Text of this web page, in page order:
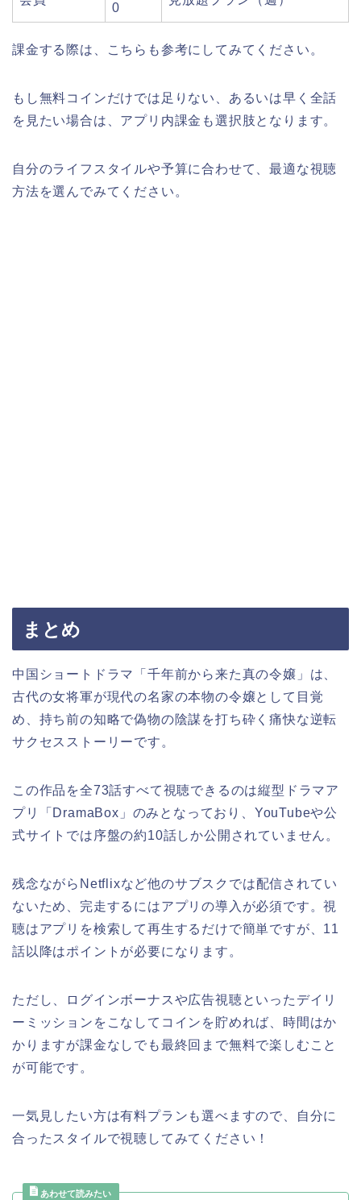
0
課金する際は、こちらも参考にしてみてください。
もし無料コインだけでは足りない、あるいは早く全話
を見たい場合は、アプリ内課金も選択肢となります。
自分のライフスタイルや予算に合わせて、最適な視聴
方法を選んでみてください。
まとめ
中国ショートドラマ「千年前から来た真の令嬢」は、
古代の女将軍が現代の名家の本物の令嬢として目覚
め、持ち前の知略で偽物の陰謀を打ち砕く痛快な逆転
サクセスストーリーです。
この作品を全73話すべて視聴できるのは縦型ドラマア
プリ「DramaBox」のみとなっており、YouTubeや公
式サイトでは序盤の約10話しか公開されていません。
残念ながらNetflixなど他のサブスクでは配信されてい
ないため、完走するにはアプリの導入が必須です。視
聴はアプリを検索して再生するだけで簡単ですが、11
話以降はポイントが必要になります。
ただし、ログインボーナスや広告視聴といったデイリ
ーミッションをこなしてコインを貯めれば、時間はか
かりますが課金なしでも最終回まで無料で楽しむこと
が可能です。
一気見したい方は有料プランも選べますので、自分に
合ったスタイルで視聴してみてください！